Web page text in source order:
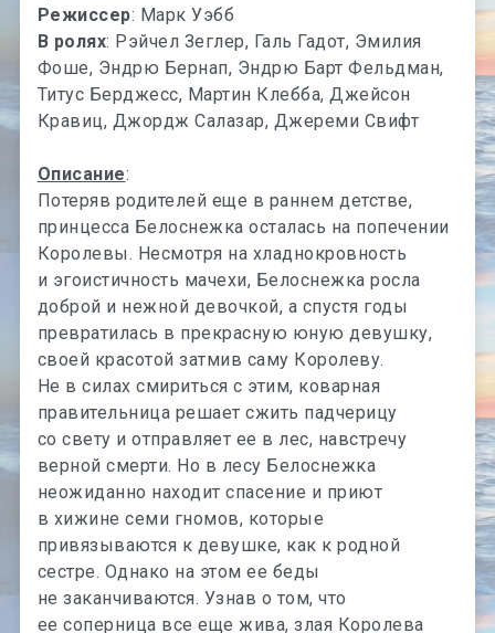
Режиссер: Марк Уэбб
В ролях: Рэйчел Зеглер, Галь Гадот, Эмилия
Фоше, Эндрю Бернап, Эндрю Барт Фельдман,
Титус Берджесс, Мартин Клебба, Джейсон
Кравиц, Джордж Салазар, Джереми Свифт
Описание:
Потеряв родителей еще в раннем детстве,
принцесса Белоснежка осталась на попечении
Королевы. Несмотря на хладнокровность
и эгоистичность мачехи, Белоснежка росла
доброй и нежной девочкой, а спустя годы
превратилась в прекрасную юную девушку,
своей красотой затмив саму Королеву.
Не в силах смириться с этим, коварная
правительница решает сжить падчерицу
со свету и отправляет ее в лес, навстречу
верной смерти. Но в лесу Белоснежка
неожиданно находит спасение и приют
в хижине семи гномов, которые
привязываются к девушке, как к родной
сестре. Однако на этом ее беды
не заканчиваются. Узнав о том, что
ее соперница все еще жива, злая Королева